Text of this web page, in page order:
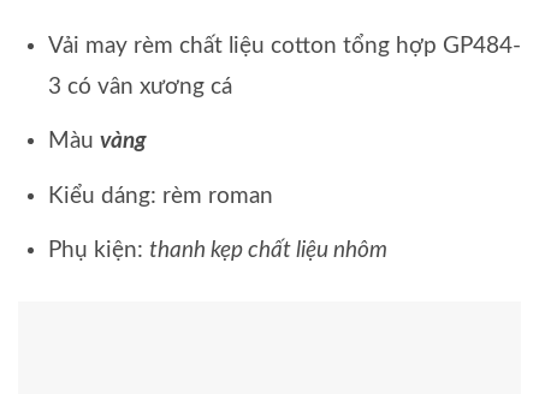
Vải may rèm chất liệu cotton tổng hợp GP484-
3 có vân xương cá
Màu vàng
Kiểu dáng: rèm roman
Phụ kiện: thanh kẹp chất liệu nhôm